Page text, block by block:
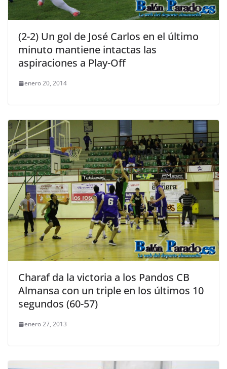
(2-2) Un gol de José Carlos en el último
minuto mantiene intactas las
aspiraciones a Play-Off
enero 20, 2014
Charaf da la victoria a los Pandos CB
Almansa con un triple en los últimos 10
segundos (60-57)
enero 27, 2013